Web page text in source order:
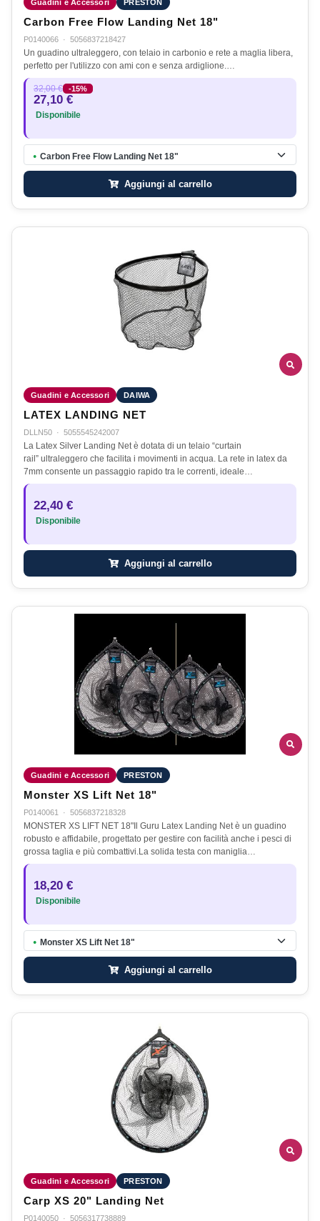
Guadini e Accessori PRESTON
Carbon Free Flow Landing Net 18"
P0140066 · 5056837218427
Un guadino ultraleggero, con telaio in carbonio e rete a maglia libera,
perfetto per l'utilizzo con ami con e senza ardiglione.…
32,00 € -15%
27,10 €
Disponibile
● Carbon Free Flow Landing Net 18"
Aggiungi al carrello
Guadini e Accessori DAIWA
LATEX LANDING NET
DLLN50 · 5055545242007
La Latex Silver Landing Net è dotata di un telaio “curtain
rail” ultraleggero che facilita i movimenti in acqua. La rete in latex da
7mm consente un passaggio rapido tra le correnti, ideale…
22,40 €
Disponibile
Aggiungi al carrello
Guadini e Accessori PRESTON
Monster XS Lift Net 18"
P0140061 · 5056837218328
MONSTER XS LIFT NET 18"Il Guru Latex Landing Net è un guadino
robusto e affidabile, progettato per gestire con facilità anche i pesci di
grossa taglia e più combattivi.La solida testa con maniglia…
18,20 €
Disponibile
● Monster XS Lift Net 18"
Aggiungi al carrello
Guadini e Accessori PRESTON
Carp XS 20" Landing Net
P0140050 · 5056317738889